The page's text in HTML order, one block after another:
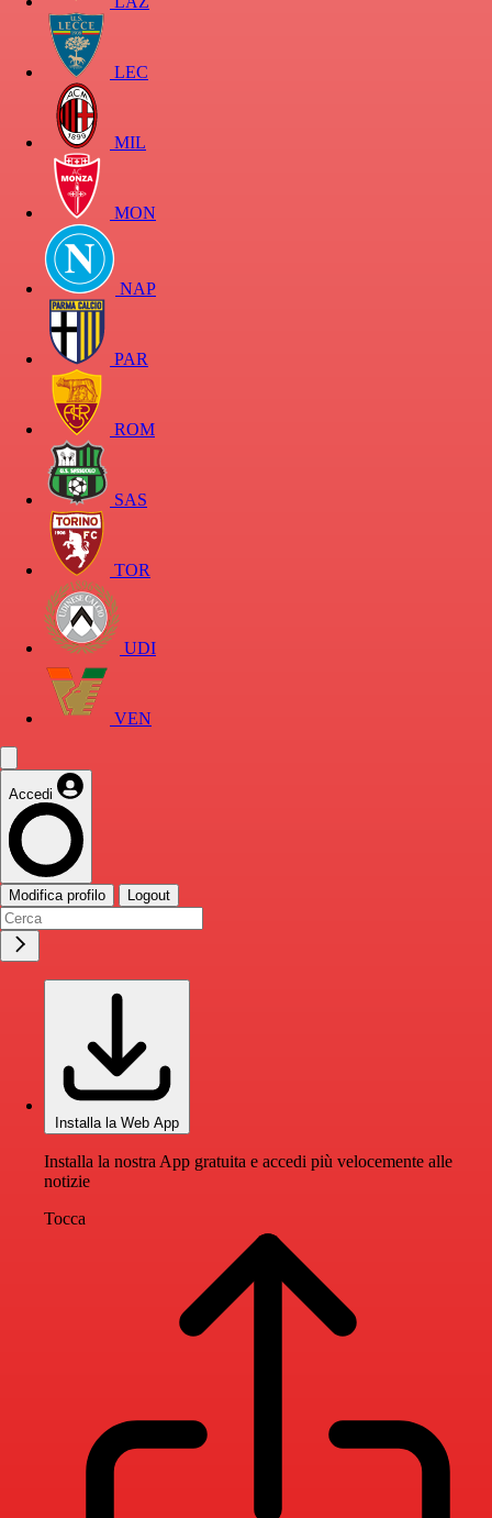
LEC
MIL
MON
NAP
PAR
ROM
SAS
TOR
UDI
VEN
Accedi
Modifica profilo Logout
Installa la Web App
Installa la nostra App gratuita e accedi più velocemente alle
notizie
Tocca